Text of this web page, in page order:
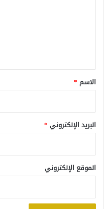
*
الاسم *
البريد الإلكتروني *
الموقع الإلكتروني